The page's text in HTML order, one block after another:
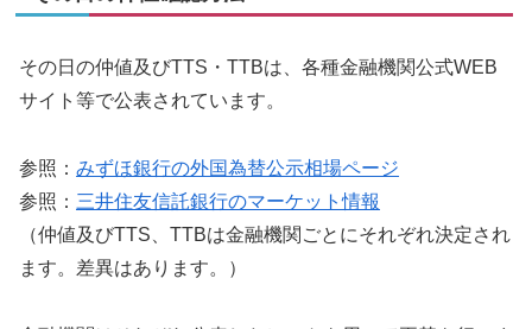
その日の仲値及びTTS・TTBは、各種金融機関公式WEB
サイト等で公表されています。
参照： みずほ銀行の外国為替公示相場ページ
参照： 三井住友信託銀行のマーケット情報
（仲値及びTTS、TTBは金融機関ごとにそれぞれ決定され
ます。差異はあります。）